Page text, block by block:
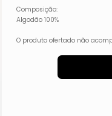
Composição:
Algodão 100%
O produto ofertado não